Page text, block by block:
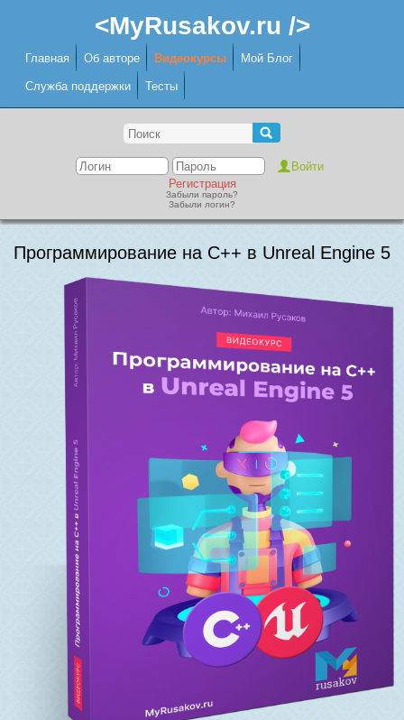
<MyRusakov.ru />
Главная Об авторе Видеокурсы Мой Блог
Служба поддержки Тесты
Регистрация
Забыли пароль?
Забыли логин?
Программирование на C++ в Unreal Engine 5